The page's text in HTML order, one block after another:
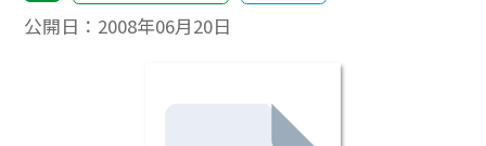
公開日： 2008年06月20日